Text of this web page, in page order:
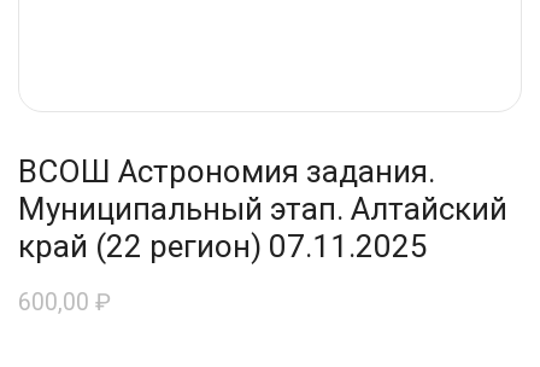
ВСОШ Астрономия задания.
Муниципальный этап. Алтайский
край (22 регион) 07.11.2025
600,00 ₽